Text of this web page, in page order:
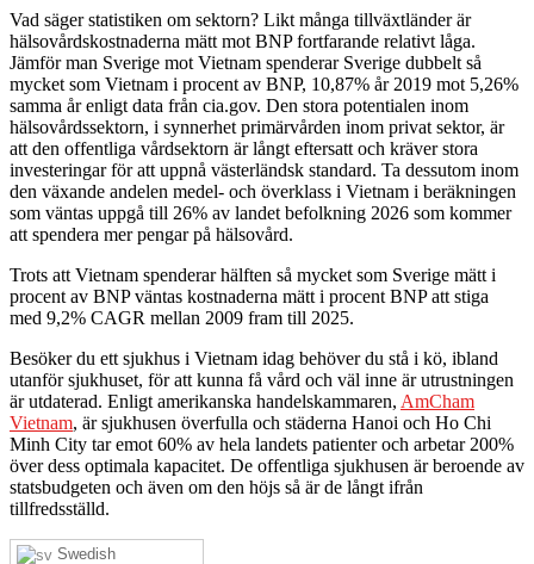
Vad säger statistiken om sektorn? Likt många tillväxtländer är
hälsovårdskostnaderna mätt mot BNP fortfarande relativt låga.
Jämför man Sverige mot Vietnam spenderar Sverige dubbelt så
mycket som Vietnam i procent av BNP, 10,87% år 2019 mot 5,26%
samma år enligt data från cia.gov. Den stora potentialen inom
hälsovårdssektorn, i synnerhet primärvården inom privat sektor, är
att den offentliga vårdsektorn är långt eftersatt och kräver stora
investeringar för att uppnå västerländsk standard. Ta dessutom inom
den växande andelen medel- och överklass i Vietnam i beräkningen
som väntas uppgå till 26% av landet befolkning 2026 som kommer
att spendera mer pengar på hälsovård.
Trots att Vietnam spenderar hälften så mycket som Sverige mätt i
procent av BNP väntas kostnaderna mätt i procent BNP att stiga
med 9,2% CAGR mellan 2009 fram till 2025.
Besöker du ett sjukhus i Vietnam idag behöver du stå i kö, ibland
utanför sjukhuset, för att kunna få vård och väl inne är utrustningen
är utdaterad. Enligt amerikanska handelskammaren, AmCham
Vietnam, är sjukhusen överfulla och städerna Hanoi och Ho Chi
Minh City tar emot 60% av hela landets patienter och arbetar 200%
över dess optimala kapacitet. De offentliga sjukhusen är beroende av
statsbudgeten och även om den höjs så är de långt ifrån
tillfredsställd.
Swedish